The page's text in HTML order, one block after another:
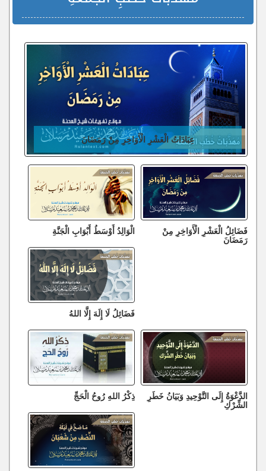
عِبَادَاتُ الْعَشْرِ الْأَوَاخِرِ مِنْ رَمَضَانَ
فَضَائِلُ الْعَشْرِ الْأَوَاخِرِ مِنْ
رَمَضَانَ
الْوَالِدُ أَوْسَطُ أَبْوَابِ الْجَنَّةِ
فَضَائِلُ لَا إِلَهَ إِلَّا اللهُ
الدَّعْوَةُ إِلَى التَّوْحِيدِ وَبَيَانُ خَطَرِ
الشِّرْكِ
ذِكْرُ اللهِ رُوحُ الْحَجِّ